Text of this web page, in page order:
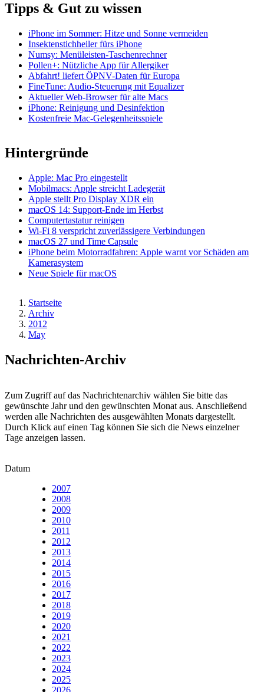
Tipps & Gut zu wissen
iPhone im Sommer: Hitze und Sonne vermeiden
Insektenstichheiler fürs iPhone
Numsy: Menüleisten-Taschenrechner
Pollen+: Nützliche App für Allergiker
Abfahrt! liefert ÖPNV-Daten für Europa
FineTune: Audio-Steuerung mit Equalizer
Aktueller Web-Browser für alte Macs
iPhone: Reinigung und Desinfektion
Kostenfreie Mac-Gelegenheitsspiele
Hintergründe
Apple: Mac Pro eingestellt
Mobilmacs: Apple streicht Ladegerät
Apple stellt Pro Display XDR ein
macOS 14: Support-Ende im Herbst
Computertastatur reinigen
Wi-Fi 8 verspricht zuverlässigere Verbindungen
macOS 27 und Time Capsule
iPhone beim Motorradfahren: Apple warnt vor Schäden am
Kamerasystem
Neue Spiele für macOS
Pfadnavigation
Startseite
Archiv
2012
May
Nachrichten-Archiv
Zum Zugriff auf das Nachrichtenarchiv wählen Sie bitte das
gewünschte Jahr und den gewünschten Monat aus. Anschließend
werden alle Nachrichten des ausgewählten Monats dargestellt.
Durch Klick auf einen Tag können Sie sich die News einzelner
Tage anzeigen lassen.
Datum
2007
2008
2009
2010
2011
2012
2013
2014
2015
2016
2017
2018
2019
2020
2021
2022
2023
2024
2025
2026